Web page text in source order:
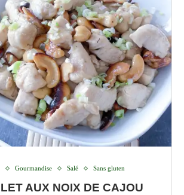
Gourmandise Salé Sans gluten
AUX NOIX DE CAJOU